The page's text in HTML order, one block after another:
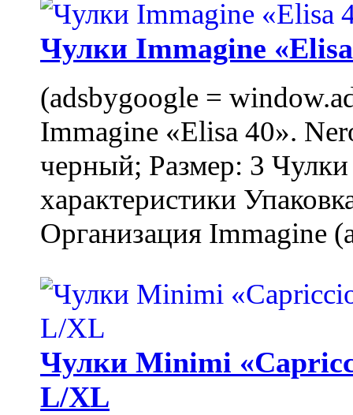
Чулки Immagine
(adsbygoogle =
Immagine «Elisa 40».
черный; Размер: 3
характеристики
Организация Immagine
Чулки Minimi
L/XL